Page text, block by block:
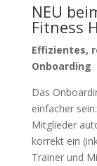
NEU
Fitness
Effizientes,
Onboarding
Das
einfacher
Mitglieder
korrekt ein
Trainer und